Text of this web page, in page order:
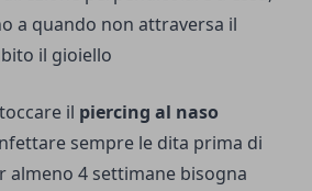
a quando non attraversa il
il gioiello
il piercing al naso
sempre le dita prima di
almeno 4 settimane bisogna